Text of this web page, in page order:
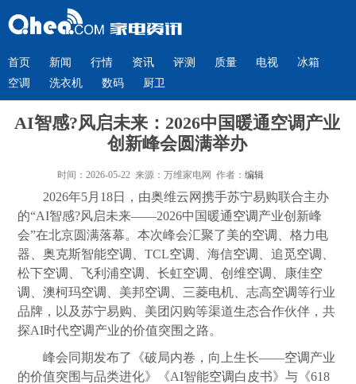
首页 新闻 行情 资讯 评测 质量 电视
冰箱
空调
洗衣机 数码 厨卫
AI智感?风启未来：2026中国暖通空调产业
创新峰会圆满举办
时间：2026-05-22 来源：万维家电网 作者： 编辑
2026年5月18日，由奥维云网携手苏宁易购联合主办
的“AI智感?风启未来――2026中国暖通空调产业创新峰
会”在北京圆满落幕。本次峰会汇聚了美的空调
、格力电
器、奥克斯智能空调 、TCL空调 、海信空调 、追觅空调
松下空调 、飞利浦空调 、长虹空调 、创维空调 、康佳空
调
、澳柯玛空调 、美邦空调 、三菱电机、志高空调等行业
品牌，以及苏宁易购、美团闪购等渠道生态合作伙伴，共
探AI时代空调产业的价值突围之路。
峰会同期发布了《破局内卷，向上生长――空调产业
的价值突围与品类进化》《AI智能空调白皮书》与《618